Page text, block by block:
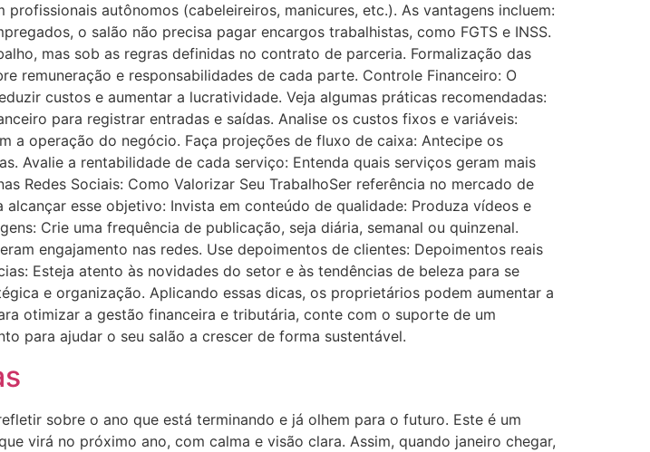
autônomos (cabeleireiros, manicures, etc.). As vantagens incluem:
o salão não precisa pagar encargos trabalhistas, como FGTS e INSS.
mas sob as regras definidas no contrato de parceria. Formalização das
remuneração e responsabilidades de cada parte. Controle Financeiro: O
custos e aumentar a lucratividade. Veja algumas práticas recomendadas:
para registrar entradas e saídas. Analise os custos fixos e variáveis:
a operação do negócio. Faça projeções de fluxo de caixa: Antecipe os
Avalie a rentabilidade de cada serviço: Entenda quais serviços geram mais
Redes Sociais: Como Valorizar Seu TrabalhoSer referência no mercado de
esse objetivo: Invista em conteúdo de qualidade: Produza vídeos e
Crie uma frequência de publicação, seja diária, semanal ou quinzenal.
engajamento nas redes. Use depoimentos de clientes: Depoimentos reais
Esteja atento às novidades do setor e às tendências de beleza para se
e organização. Aplicando essas dicas, os proprietários podem aumentar a
otimizar a gestão financeira e tributária, conte com o suporte de um
para ajudar o seu salão a crescer de forma sustentável.
sobre o ano que está terminando e já olhem para o futuro. Este é um
virá no próximo ano, com calma e visão clara. Assim, quando janeiro chegar,